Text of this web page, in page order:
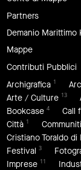
Partners
Demanio Marittimo
Mappe
Contributi Pubblici
Archigrafica 1
Arte / Culture 13
Bookcase 4 Call
Città 1
Cristiano Toraldo di
Festival 3
Imprese 11